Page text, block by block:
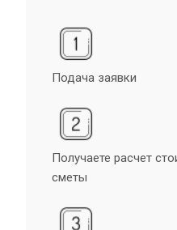
Подача заявки
Получаете расчет
сметы